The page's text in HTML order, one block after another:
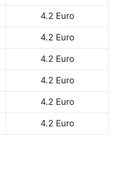
4.2 Euro
4.2 Euro
4.2 Euro
4.2 Euro
4.2 Euro
4.2 Euro